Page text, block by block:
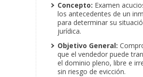
Concepto: Examen
los antecedentes de un
para determinar su
jurídica.
Objetivo General:
que el vendedor puede
el dominio pleno, libre e
sin riesgo de evicción.